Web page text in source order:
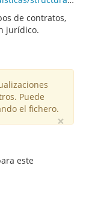
de contratos,
jurídico.
Puede
el fichero.
×
este